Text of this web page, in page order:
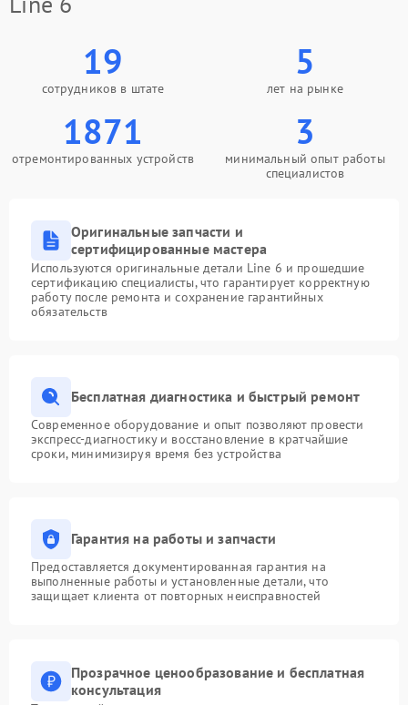
19
сотрудников в штате
5
лет на рынке
1871
отремонтированных устройств
3
минимальный опыт работы
специалистов
Оригинальные запчасти и
сертифицированные мастера
Используются оригинальные детали Line 6 и прошедшие
сертификацию специалисты, что гарантирует корректную
работу после ремонта и сохранение гарантийных
обязательств
Бесплатная диагностика и быстрый ремонт
Современное оборудование и опыт позволяют провести
экспресс-диагностику и восстановление в кратчайшие
сроки, минимизируя время без устройства
Гарантия на работы и запчасти
Предоставляется документированная гарантия на
выполненные работы и установленные детали, что
защищает клиента от повторных неисправностей
Прозрачное ценообразование и бесплатная
консультация